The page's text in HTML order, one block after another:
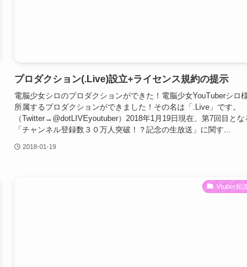
プロダクション(.Live)設立+ライセンス規約の提示
電脳少女シロのプロダクションができた！電脳少女YouTuberシロ
所属するプロダクションができました！その名は「.Live」です。
（Twitter→@dotLIVEyoutuber）2018年1月19日現在、第7回目とな
「チャンネル登録数３０万人突破！？記念の生放送」に関す...
2018-01-19
Vtuber知